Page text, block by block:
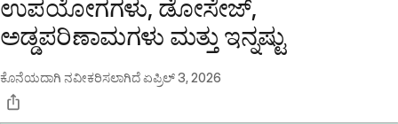
ಉಪಯೋಗಗಳು, ಡೋಸೇಜ್,
ಅಡ್ಡಪರಿಣಾಮಗಳು ಮತ್ತು ಇನ್ನಷ್ಟು
ಕೊನೆಯದಾಗಿ ನವೀಕರಿಸಲಾಗಿದೆಏಪ್ರಿಲ್ 3, 2026